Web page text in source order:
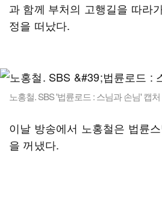
과 함께 부처의 고행길을 따라
정을 떠났다.
노홍철. SBS '법륜로드 : 스님과 손님' 캡처
이날 방송에서 노홍철은 법륜
을 꺼냈다.